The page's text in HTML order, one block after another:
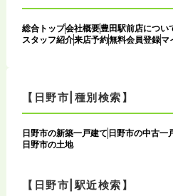
総合トップ会社概要豊田駅前店につい
スタッフ紹介来店予約無料会員登録マ
【日野市|種別検索】
日野市の新築一戸建て 日野市の中古一
日野市の土地
【日野市|駅近検索】